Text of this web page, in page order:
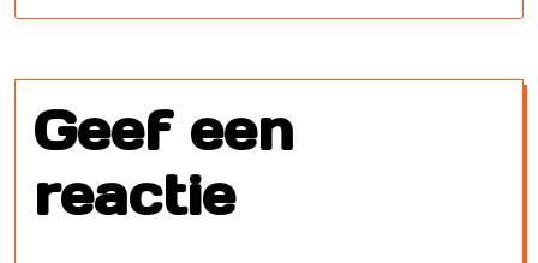
Geef een
reactie